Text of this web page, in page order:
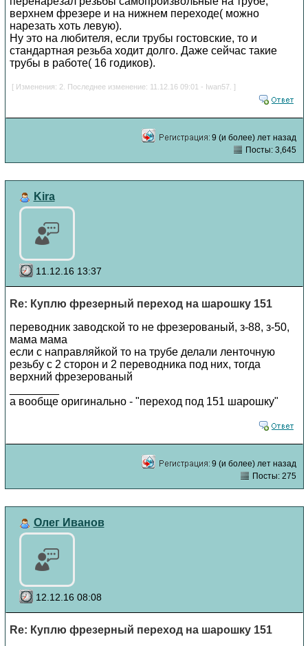
верхнем фрезере и на нижнем переходе( можно
нарезать хоть левую).
Ну это на любителя, если трубы гостовские, то и
стандартная резьба ходит долго. Даже сейчас такие
трубы в работе( 16 годиков).
[ Изменения: 2. Последнее изменение: 11.12.16 09:01 - Iwan57. ]
9 (и более) лет назад
Посты: 3,645
Kira
11.12.16 13:37
Re: Куплю фрезерный переход на шарошку 151
переводник заводской то не фрезерованый, з-88, з-50,
мама мама
если с направляйкой то на трубе делали ленточную
резьбу с 2 сторон и 2 переводника под них, тогда
верхний фрезерованый
а вообще оригинально - "переход под 151 шарошку"
9 (и более) лет назад
Посты: 275
Олег Иванов
12.12.16 08:08
Re: Куплю фрезерный переход на шарошку 151